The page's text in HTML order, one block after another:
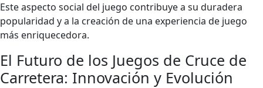
Este aspecto social del juego contribuye a su duradera
popularidad y a la creación de una experiencia de juego
más enriquecedora.
El Futuro de los Juegos de Cruce de
Carretera: Innovación y Evolución